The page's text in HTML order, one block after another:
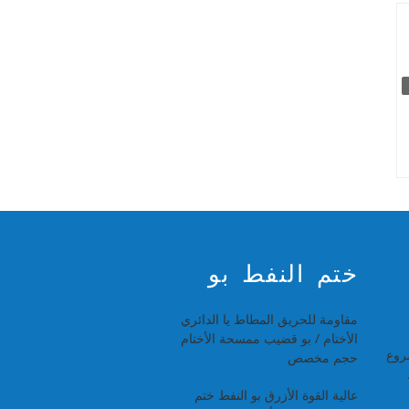
ختم النفط بو
مقاومة للحريق المطاط يا الدائري
الأختام / بو قضيب ممسحة الأختام
حجم مخصص
عالية القوة الأزرق بو النفط ختم